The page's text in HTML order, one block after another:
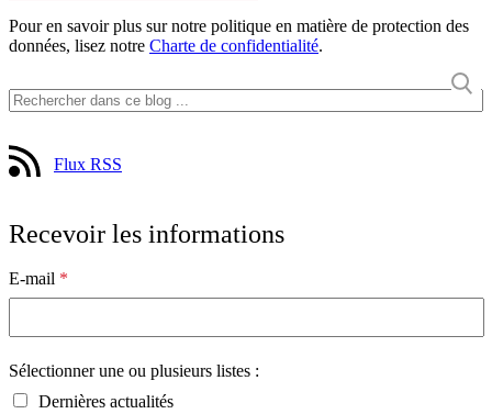
Pour en savoir plus sur notre politique en matière de protection des
données, lisez notre Charte de confidentialité.
Flux RSS
Recevoir les informations
E-mail *
Sélectionner une ou plusieurs listes :
Dernières actualités